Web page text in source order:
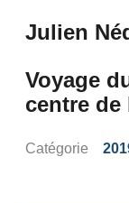
au
principal
Julien
Voyage
centre de
Catégorie